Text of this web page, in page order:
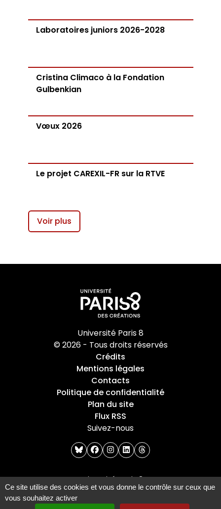
Ce site utilise des cookies et vous donne le contrôle sur ceux que
vous souhaitez activer
Laboratoires juniors 2026-2028
Cristina Climaco à la Fondation
Gulbenkian
Vœux 2026
Le projet CAREXIL-FR sur la RTVE
Voir plus
Université Paris 8
© 2026 - Tous droits réservés
Crédits
Mentions légales
Contacts
Politique de confidentialité
Plan du site
Flux RSS
Suivez-nous
blueskyfacebook
instagram
linkedinthreads
Université Paris 8
2 Rue de la Liberté
93526 Saint-Denis cedex